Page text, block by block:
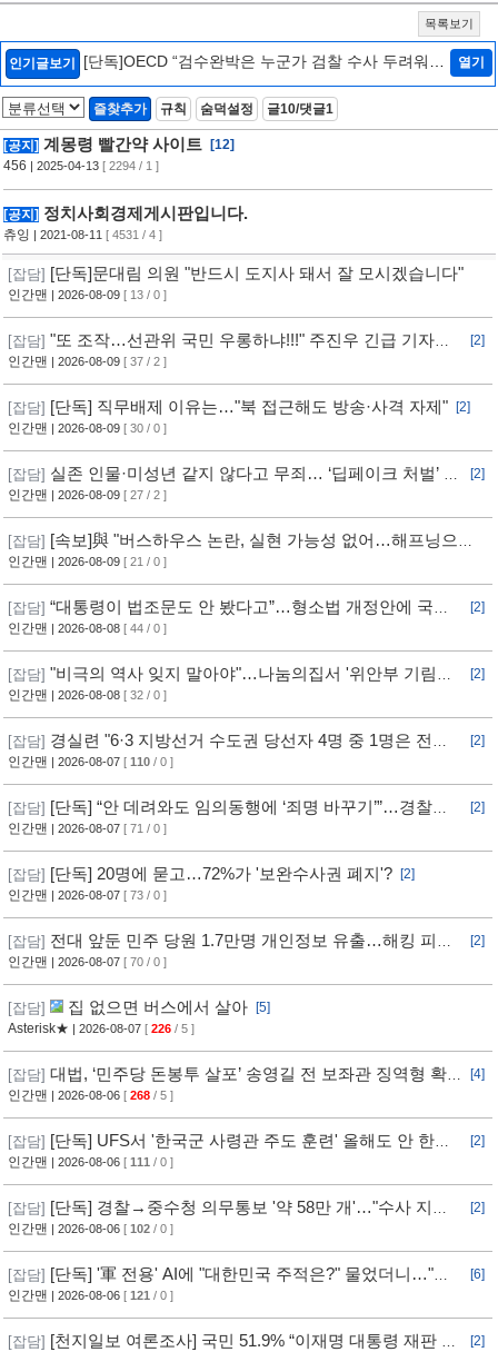
목록보기
인기글보기
[단독]OECD “검수완박은 누군가 검찰 수사 두려워하
는 것…韓정부에 엄중 경고안 낼 수도”[인터뷰/법조
Zoom In] [2]
열기
즐찾추가 규칙 숨덕설정 글10/댓글1
[공지] 계몽령 빨간약 사이트
[12]
456 | 2025-04-13 [ 2294 / 1 ]
[공지] 정치사회경제게시판입니다.
츄잉 | 2021-08-11 [ 4531 / 4 ]
[잡담] [단독]문대림 의원 "반드시 도지사 돼서 잘 모시겠습니다"
인간맨 | 2026-08-09 [ 13 / 0 ]
[잡담] "또 조작…선관위 국민 우롱하냐!!!" 주진우 긴급 기자회
견 [현장영상] / 채널A
[2]
인간맨 | 2026-08-09 [ 37 / 2 ]
[잡담] [단독] 직무배제 이유는…"북 접근해도 방송·사격 자제"
[2]
인간맨 | 2026-08-09 [ 30 / 0 ]
[잡담] 실존 인물·미성년 같지 않다고 무죄… ‘딥페이크 처벌’ 구
멍
[2]
인간맨 | 2026-08-09 [ 27 / 2 ]
[잡담] [속보]與 "버스하우스 논란, 실현 가능성 없어…해프닝으로
봐달라"
인간맨 | 2026-08-09 [ 21 / 0 ]
[잡담] “대통령이 법조문도 안 봤다고”…형소법 개정안에 국힘
반발 심화
[2]
인간맨 | 2026-08-08 [ 44 / 0 ]
[잡담] "비극의 역사 잊지 말아야"…나눔의집서 '위안부 기림의
날' 행사
[2]
인간맨 | 2026-08-08 [ 32 / 0 ]
[잡담] 경실련 "6·3 지방선거 수도권 당선자 4명 중 1명은 전과
자"
[2]
인간맨 | 2026-08-07 [ 110 / 0 ]
[잡담] [단독] “안 데려와도 임의동행에 ‘죄명 바꾸기’”…경찰서
조직적 개입?
[2]
인간맨 | 2026-08-07 [ 71 / 0 ]
[잡담] [단독] 20명에 묻고…72%가 '보완수사권 폐지'?
[2]
인간맨 | 2026-08-07 [ 73 / 0 ]
[잡담] 전대 앞둔 민주 당원 1.7만명 개인정보 유출…해킹 피해
11개월 동안 몰랐다
[2]
인간맨 | 2026-08-07 [ 70 / 0 ]
[잡담] 집 없으면 버스에서 살아
[5]
Asterisk★ | 2026-08-07 [ 226 / 5 ]
[잡담] 대법, ‘민주당 돈봉투 살포’ 송영길 전 보좌관 징역형 확
정
[4]
인간맨 | 2026-08-06 [ 268 / 5 ]
[잡담] [단독] UFS서 '한국군 사령관 주도 훈련' 올해도 안 한
다... 美, 전작권 전환 신중 기류
[2]
인간맨 | 2026-08-06 [ 111 / 0 ]
[잡담] [단독] 경찰→중수청 의무통보 '약 58만 개'…"수사 지연"
반발
[2]
인간맨 | 2026-08-06 [ 102 / 0 ]
[잡담] [단독] '軍 전용' AI에 "대한민국 주적은?" 물었더니…"정
치적 사안이라 답변 제한"
[6]
인간맨 | 2026-08-06 [ 121 / 0 ]
[잡담] [천지일보 여론조사] 국민 51.9% “이재명 대통령 재판 재 [2]